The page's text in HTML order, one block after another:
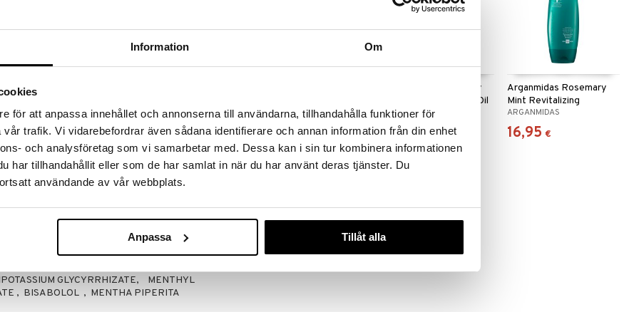
Information Om
för att anpassa innehållet och annonserna till användarna, tillhandahålla funktioner för
trafik. Vi vidarebefordrar även sådana identifierare och annan information från din enhet
och analysföretag som vi samarbetar med. Dessa kan i sin tur kombinera informationen
har tillhandahållit eller som de har samlat in när du har använt deras tjänster. Du
användande av vår webbplats.
Anpassa Tillåt alla
ale-löydöt »
Scalp Scrub puhdistaa hellävaraisesti
rosmariinilla ja mintulla, jotka parantavat
hiusten kasvua. Jokainen senttimetri
käsittelystä jokaisella käyttökerralla,
terveellisemmän hiustenhoitoratkaisun.
ja hiero varovasti. Huuhtele huolellisesti.
LAURETH SULFATE, PEG-7 GLYCERYL
SILICA, PHENOXYETHANOL,
GLYCYRRHIZATE, MENTHYL
, BISABOLOL , MENTHA PIPERITA
Conditioner
ARGANMIDAS
16,95 €
Arganmidas Rosemary
Mint Revitalizing Hair Oil
ARGANMIDAS
16,95 €
Arganmidas Rosemary
Mint Revitalizing
Shampoo
ARGANMIDAS
16,95 €